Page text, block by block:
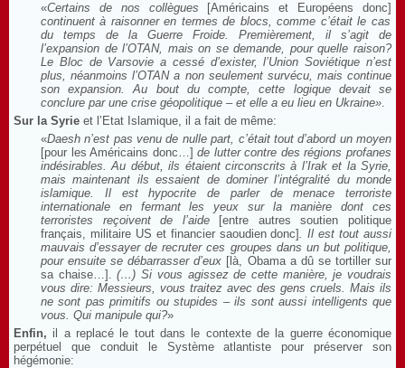
«Certains de nos collègues
[Américains et Européens donc]
continuent à raisonner en termes de blocs, comme c’était le cas
du temps de la Guerre Froide. Premièrement, il s’agit de
l’expansion de l’OTAN, mais on se demande, pour quelle raison?
Le Bloc de Varsovie a cessé d’exister, l’Union Soviétique n’est
plus, néanmoins l’OTAN a non seulement survécu, mais continue
son expansion. Au bout du compte, cette logique devait se
conclure par une crise géopolitique – et elle a eu lieu en Ukraine».
Sur la Syrie et l’Etat Islamique, il a fait de même:
«Daesh n’est pas venu de nulle part, c’était tout d’abord un moyen
[pour les Américains donc…]de lutter contre des régions profanes
indésirables. Au début, ils étaient circonscrits à l’Irak et la Syrie,
mais maintenant ils essaient de dominer l’intégralité du monde
islamique. Il est hypocrite de parler de menace terroriste
internationale en fermant les yeux sur la manière dont ces
terroristes reçoivent de l’aide
[entre autres soutien politique
français, militaire US et financier saoudien donc]. Il est tout aussi
mauvais d’essayer de recruter ces groupes dans un but politique,
pour ensuite se débarrasser d’eux [là, Obama a dû se tortiller sur
sa chaise…]. (…) Si vous agissez de cette manière, je voudrais
vous dire: Messieurs, vous traitez avec des gens cruels. Mais ils
ne sont pas primitifs ou stupides – ils sont aussi intelligents que
vous. Qui manipule qui?»
Enfin, il a replacé le tout dans le contexte de la guerre économique
perpétuel que conduit le Système atlantiste pour préserver son
hégémonie: